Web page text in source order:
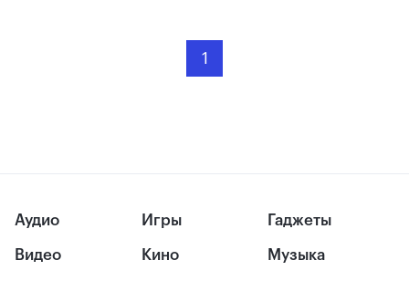
1
Аудио
Видео
Игры
Кино
Гаджеты
Музыка